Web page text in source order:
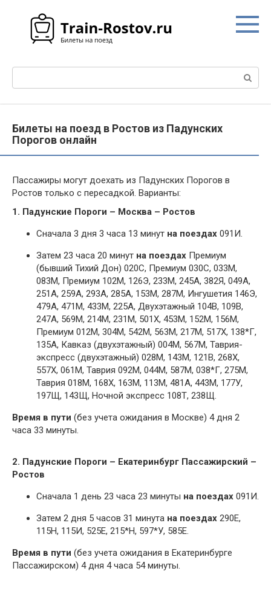
контенту
Билеты на поезд в Ростов из Падунских
Порогов онлайн
Пассажиры могут доехать из Падунских Порогов в
Ростов только с пересадкой. Варианты:
1. Падунские Пороги – Москва – Ростов
Сначала 3 дня 3 часа 13 минут на поездах 091И.
Затем 23 часа 20 минут на поездах Премиум
(бывший Тихий Дон) 020С, Премиум 030С, 033М,
083М, Премиум 102М, 126Э, 233М, 245А, 382Я, 049А,
251А, 259А, 293А, 285А, 153М, 287М, Ингушетия 146Э,
479А, 471М, 433М, 225А, Двухэтажный 104В, 109В,
247А, 569М, 214М, 231М, 501Х, 453М, 152М, 156М,
Премиум 012М, 304М, 542М, 563М, 217М, 517Х, 138*Г,
135А, Кавказ (двухэтажный) 004М, 567М, Таврия-
экспресс (двухэтажный) 028М, 143М, 121В, 268Х,
557Х, 061М, Таврия 092М, 044М, 587М, 038*Г, 275М,
Таврия 018М, 168Х, 163М, 113М, 481А, 443М, 177У,
197Щ, 143Щ, Ночной экспресс 108Т, 238Щ.
Время в пути (без учета ожидания в Москве) 4 дня 2
часа 33 минуты.
2. Падунские Пороги – Екатеринбург Пассажирский –
Ростов
Сначала 1 день 23 часа 23 минуты на поездах 091И.
Затем 2 дня 5 часов 31 минута на поездах 290Е,
115Н, 115И, 525Е, 215*Н, 597*У, 585Е.
Время в пути (без учета ожидания в Екатеринбурге
Пассажирском) 4 дня 4 часа 54 минуты.